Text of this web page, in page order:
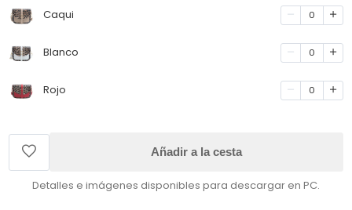
Caqui 0
Blanco 0
Rojo 0
Añadir a la cesta
Detalles e imágenes disponibles para descargar en PC.